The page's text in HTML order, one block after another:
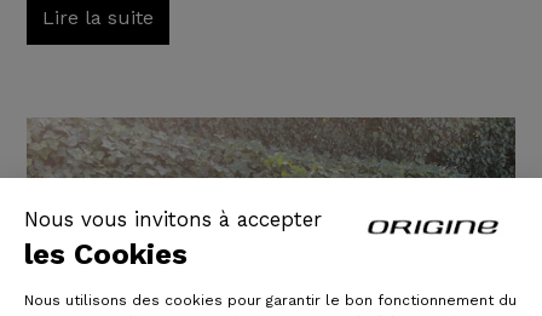
Nous vous invitons à accepter
les Cookies
Nous utilisons des cookies pour garantir le bon fonctionnement du
Lire la suite